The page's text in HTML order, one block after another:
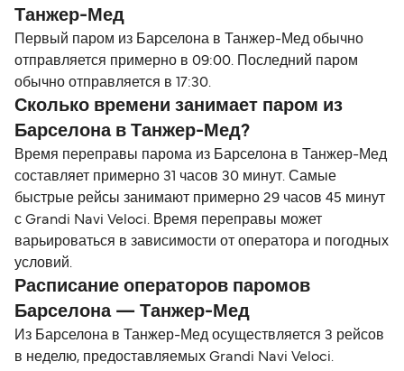
Танжер-Мед
Первый паром из Барселона в Танжер-Мед обычно
отправляется примерно в 09:00. Последний паром
обычно отправляется в 17:30.
Сколько времени занимает паром из
Барселона в Танжер-Мед?
Время переправы парома из Барселона в Танжер-Мед
составляет примерно 31 часов 30 минут. Самые
быстрые рейсы занимают примерно 29 часов 45 минут
с Grandi Navi Veloci. Время переправы может
варьироваться в зависимости от оператора и погодных
условий.
Расписание операторов паромов
Барселона — Танжер-Мед
Из Барселона в Танжер-Мед осуществляется 3 рейсов
в неделю, предоставляемых Grandi Navi Veloci.